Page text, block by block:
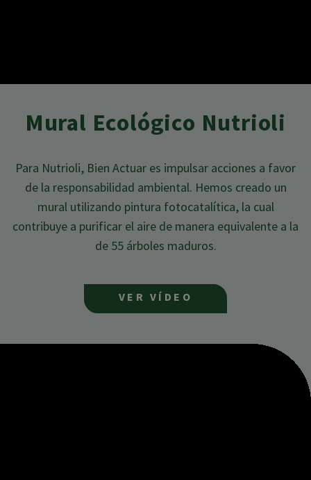
Mural Ecológico Nutrioli
Para Nutrioli, Bien Actuar es impulsar acciones a favor
de la responsabilidad ambiental. Hemos creado un
mural utilizando pintura fotocatalítica, la cual
contribuye a purificar el aire de manera equivalente a la
de 55 árboles maduros.
VER VÍDEO